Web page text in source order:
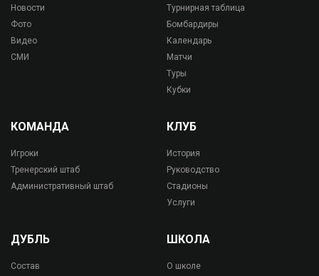
Новости
Фото
Видео
СМИ
Турнирная таблица
Бомбардиры
Календарь
Матчи
Туры
Кубки
КОМАНДА
Игроки
Тренерский штаб
Административный штаб
КЛУБ
История
Руководство
Стадионы
Услуги
ДУБЛЬ
Состав
ШКОЛА
О школе